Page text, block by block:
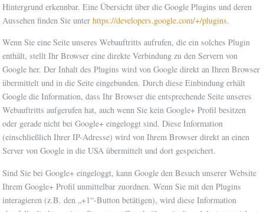
Hintergrund erkennbar. Eine Übersicht über die Google Plugins und deren
Aussehen finden Sie unterhttps://developers.google.com/+/plugins.
Wenn Sie eine Seite unseres Webauftritts aufrufen, die ein solches Plugin
enthält, stellt Ihr Browser eine direkte Verbindung zu den Servern von
Google her. Der Inhalt des Plugins wird von Google direkt an Ihren Browser
übermittelt und in die Seite eingebunden. Durch diese Einbindung erhält
Google die Information, dass Ihr Browser die entsprechende Seite unseres
Webauftritts aufgerufen hat, auch wenn Sie kein Google+ Profil besitzen
oder gerade nicht bei Google+ eingeloggt sind. Diese Information
(einschließlich Ihrer IP-Adresse) wird von Ihrem Browser direkt an einen
Server von Google in die USA übermittelt und dort gespeichert.
Sind Sie bei Google+ eingeloggt, kann Google den Besuch unserer Website
Ihrem Google+ Profil unmittelbar zuordnen. Wenn Sie mit den Plugins
interagieren (z.B. den „+1“-Button betätigen), wird diese Information